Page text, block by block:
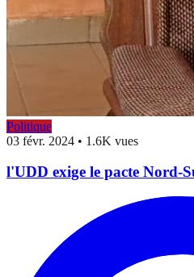
Politique
03 févr. 2024 • 1.6K vues
l'UDD exige le pacte Nord-